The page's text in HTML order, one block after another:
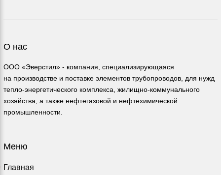
О нас
ООО «Эверстил» - компания, специализирующаяся
на производстве и поставке элементов трубопроводов, для нужд
тепло-энергетического комплекса, жилищно-коммунального
хозяйства, а также нефтегазовой и нефтехимической
промышленности.
Меню
Главная